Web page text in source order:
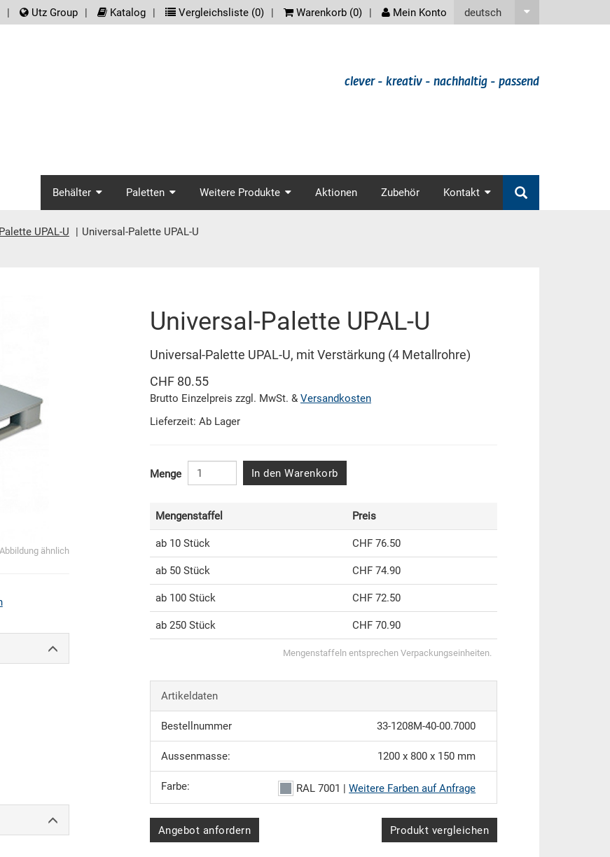
deutsch
Utz Group Katalog Vergleichsliste (0) Warenkorb (0) Mein Konto
clever - kreativ - nachhaltig - passend
screenreader.main_nav
Behälter Paletten Weitere Produkte Aktionen Zubehör Kontakt
UPAL-U Universal-Palette UPAL-U
Abbildung ähnlich
Universal-Palette UPAL-U
Universal-Palette UPAL-U, mit Verstärkung (4 Metallrohre)
CHF 80.55
Brutto Einzelpreis zzgl. MwSt. & Versandkosten
Lieferzeit: Ab Lager
Menge In den Warenkorb
Mengenstaffel Preis
ab 10 Stück CHF 76.50
ab 50 Stück CHF 74.90
ab 100 Stück CHF 72.50
ab 250 Stück CHF 70.90
Mengenstaffeln entsprechen Verpackungseinheiten.
Artikeldaten
Bestellnummer 33-1208M-40-00.7000
Aussenmasse: 1200 x 800 x 150 mm
Farbe: RAL 7001 |Weitere Farben auf Anfrage
Angebot anfordern Produkt vergleichen